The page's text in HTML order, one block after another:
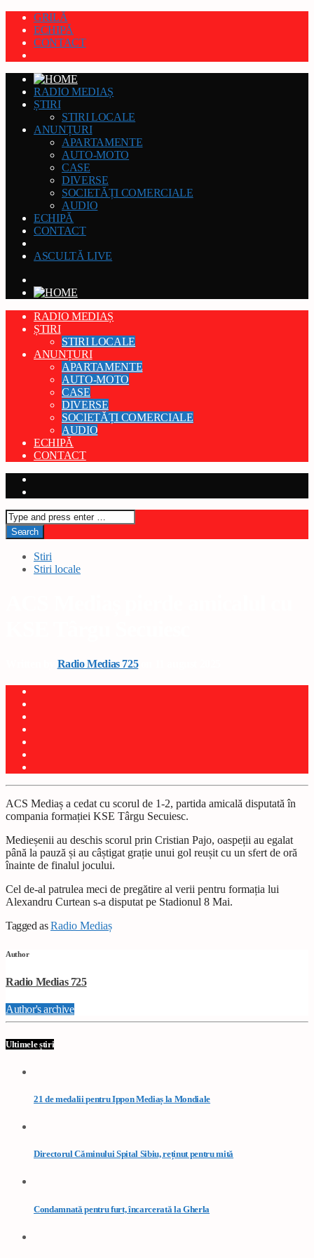
GRILĂ
ECHIPĂ
CONTACT
RADIO MEDIAȘ
ȘTIRI
STIRI LOCALE
ANUNȚURI
APARTAMENTE
AUTO-MOTO
CASE
DIVERSE
SOCIETĂȚI COMERCIALE
AUDIO
ECHIPĂ
CONTACT
ASCULTĂ LIVE
RADIO MEDIAȘ
ȘTIRI
STIRI LOCALE
ANUNȚURI
APARTAMENTE
AUTO-MOTO
CASE
DIVERSE
SOCIETĂȚI COMERCIALE
AUDIO
ECHIPĂ
CONTACT
Stiri
Stiri locale
Radio Medias 725on 11 august 2025
ACS Mediaș a cedat cu scorul de 1-2, partida amicală disputată în
compania formației KSE Târgu Secuiesc.
Medieșenii au deschis scorul prin Cristian Pajo, oaspeții au egalat
până la pauză și au câștigat grație unui gol reușit cu un sfert de oră
înainte de finalul jocului.
Cel de-al patrulea meci de pregătire al verii pentru formația lui
Alexandru Curtean s-a disputat pe Stadionul 8 Mai.
Tagged asRadio Mediaș
Author
Radio Medias 725
Author's archive
Ultimele știri
21 de medalii pentru Ippon Mediaș la Mondiale
Directorul Căminului Spital Sibiu, reținut pentru mită
Condamnată pentru furt, încarcerată la Gherla